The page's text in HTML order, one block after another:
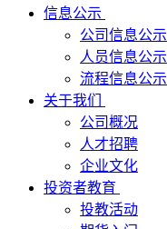
信息公示
公司信息公示
人员信息公示
流程信息公示
关于我们
公司概况
人才招聘
企业文化
投资者教育
投教活动